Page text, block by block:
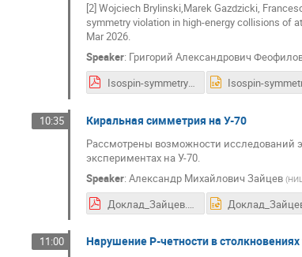
[2] Wojciech Brylinski,Marek Gazdzicki,
symmetry violation in high-energy collisions of
Mar 2026.
Speaker: Григорий Александрович
Isospin-symmetry_violation_Feofilov_02-06-2026-f.pdf
10:35 Киральная симметрия на У-70
Рассмотрены возможности исследований
экспериментах на У-70.
Speaker: Александр Михайлович Зайцев (
Доклад_Зайцев.pdf
11:00 Нарушение P-четности в